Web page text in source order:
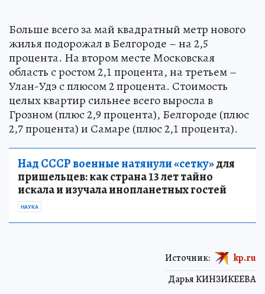
Больше всего за май квадратный метр нового
жилья подорожал в Белгороде – на 2,5
процента. На втором месте Московская
область с ростом 2,1 процента, на третьем –
Улан-Удэ с плюсом 2 процента. Стоимость
целых квартир сильнее всего выросла в
Грозном (плюс 2,9 процента), Белгороде (плюс
2,7 процента) и Самаре (плюс 2,1 процента).
Над СССР военные натянули «сетку»для
пришельцев: как страна 13 лет тайно
искала и изучала инопланетных гостей
НАУКА
Дарья КИНЗИКЕЕВА
Источник: kp.ru